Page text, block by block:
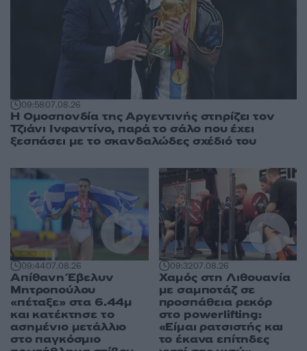
09:5807.08.26
Η Ομοσπονδία της Αργεντινής στηρίζει τον
Τζιάνι Ινφαντίνο, παρά το σάλο που έχει
ξεσπάσει με το σκανδαλώδες σχέδιό του
09:4407.08.26
Απίθανη Έβελυν
Μητροπούλου
«πέταξε» στα 6.44μ
και κατέκτησε το
ασημένιο μετάλλιο
στο παγκόσμιο
09:3207.08.26
Χαμός στη Λιθουανία
με σαμποτάζ σε
προσπάθεια ρεκόρ
στο powerlifting:
«Είμαι ρατσιστής και
το έκανα επίτηδες